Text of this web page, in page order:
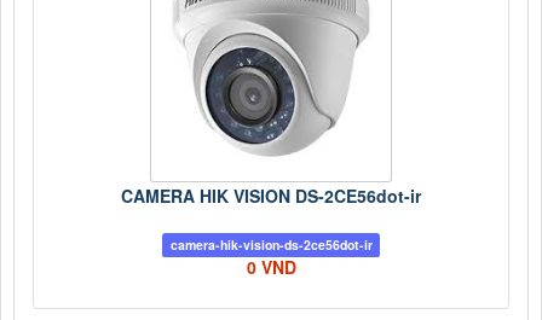
CAMERA HIK VISION DS-2CE56dot-ir
camera-hik-vision-ds-2ce56dot-ir
0 VND